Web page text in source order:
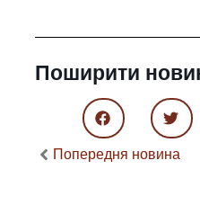
Поширити
Попередня новина